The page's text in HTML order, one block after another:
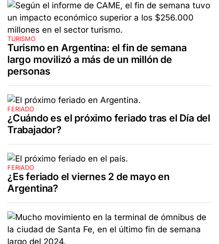
TURISMO
Turismo en Argentina: el fin de semana
largo movilizó a más de un millón de
personas
FERIADO
¿Cuándo es el próximo feriado tras el Día del
Trabajador?
FERIADO
¿Es feriado el viernes 2 de mayo en
Argentina?